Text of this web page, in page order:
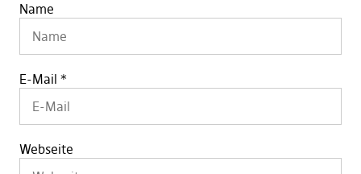
Name
E-Mail *
Webseite